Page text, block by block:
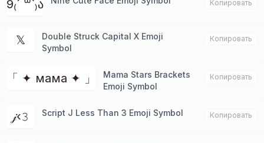
9₍´ ꒳`₎ა Копировать
𝕏
Double Struck Capital X Emoji
Symbol
Копировать
「 ✦ мама ✦ 」
Mama Stars Brackets
Emoji Symbol
Копировать
𝒿‹𝟹 Script J Less Than 3 Emoji Symbol Копировать